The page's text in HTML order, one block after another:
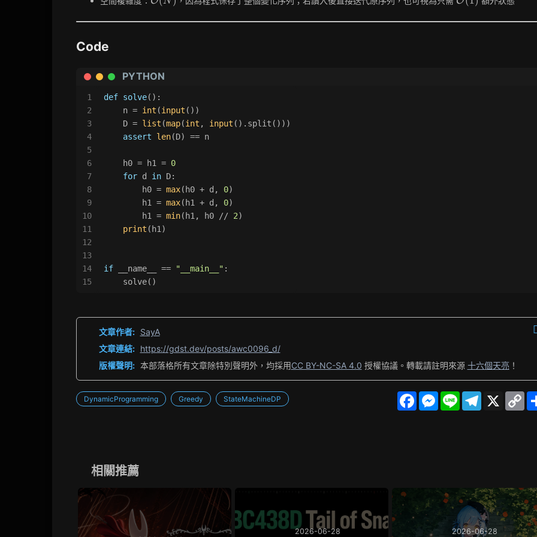
(N)
(1)
Code
PYTHON
1
2
3
4
5
6
7
8
9
10
11
12
13
14
15
def solve():
    n =
int (input ())
    D =
list (map(int , input ().split()))
assert
len(D) == n
    h0 = h1 =
0
for d in D:
        h0 =
max(h0 + d, 0)
        h1 =
max(h1 + d, 0)
        h1 =
min(h1, h0 // 2)
print (h1)
if __name__ == "__main__" :
    solve()
文章作者: SayA
文章連結: https://gdst.dev/posts/awc0096_d/
版權聲明: 本部落格所有文章除特別聲明外，均採用CC BY-NC-SA 4.0 授權協議。轉載請註明來源 十六個天亮！
DynamicProgramming Greedy StateMachineDP
F
M
L
T
X
C
相關推薦
2026-06-28 2026-06-28